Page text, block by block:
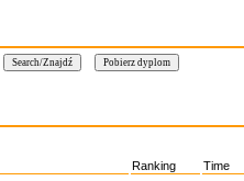
Ranking
Time